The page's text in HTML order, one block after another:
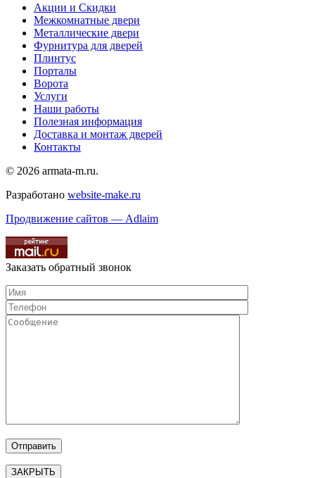
Акции и Скидки
Межкомнатные двери
Металлические двери
Фурнитура для дверей
Плинтус
Порталы
Ворота
Услуги
Наши работы
Полезная информация
Доставка и монтаж дверей
Контакты
© 2026 armata-m.ru.
Разработано website-make.ru
Продвижение сайтов — Adlaim
Заказать обратный звонок
ЗАКРЫТЬ